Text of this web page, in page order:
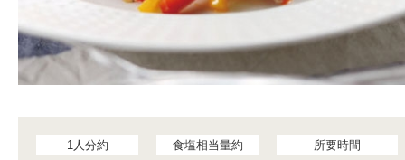
1人分約 食塩相当量約 所要時間